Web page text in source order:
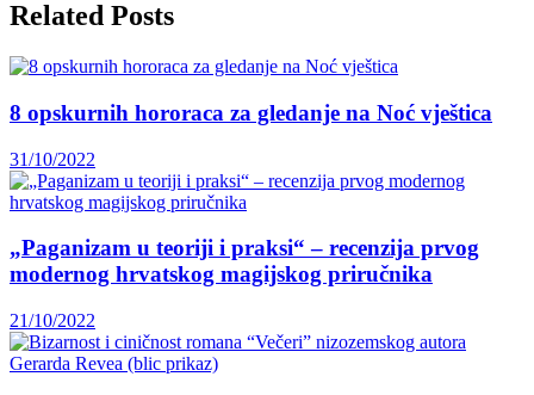
Related Posts
8 opskurnih hororaca za gledanje na Noć vještica
31/10/2022
„Paganizam u teoriji i praksi“ – recenzija prvog
modernog hrvatskog magijskog priručnika
21/10/2022